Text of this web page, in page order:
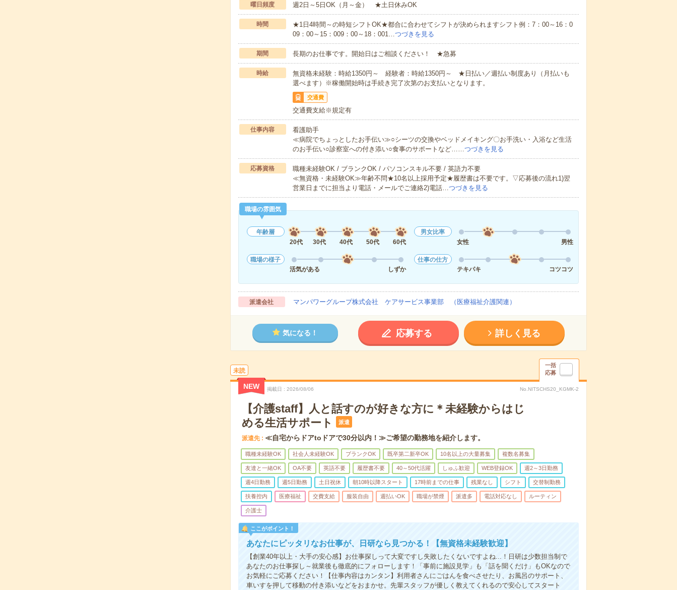
曜日頻度 週2日～5日OK（月～金） ★土日休みOK
時間
★1日4時間～の時短シフトOK★都合に合わせてシフトが決められますシフト例：7：00～16：0
09：00～15：009：00～18：001…つづきを見る
期間 長期のお仕事です。開始日はご相談ください！ ★急募
時給
無資格未経験：時給1350円～ 経験者：時給1350円～ ★日払い／週払い制度あり（月払いも
選べます）※稼働開始時は手続き完了次第のお支払いとなります。
交通費
交通費支給※規定有
仕事内容
看護助手
≪病院でちょっとしたお手伝い≫○シーツの交換やベッドメイキング〇お手洗い・入浴など生活
のお手伝い○診察室への付き添い○食事のサポートなど……つづきを見る
応募資格
職種未経験OK / ブランクOK / パソコンスキル不要 / 英語力不要
≪無資格・未経験OK≫年齢不問★10名以上採用予定★履歴書は不要です。▽応募後の流れ1)翌
営業日までに担当より電話・メールでご連絡2)電話…つづきを見る
職場の雰囲気
年齢層
20代
30代 40代 50代 60代
男女比率
女性
男性
職場の様子
活気がある
しずか
仕事の仕方
テキパキ
コツコツ
派遣会社 マンパワーグループ株式会社 ケアサービス事業部 （医療福祉介護関連）
気になる！ 応募する 詳しく見る
未読
一括
応募
NEW 掲載日 2026/08/06 No.NITSCHS20_KGMK-2
【介護staff】人と話すのが好きな方に＊未経験からはじ
める生活サポート
派遣
派遣先 ≪自宅からドアtoドアで30分以内！≫ご希望の勤務地を紹介します。
職種未経験OK 社会人未経験OK ブランクOK 既卒第二新卒OK 10名以上の大量募集 複数名募集
友達と一緒OK OA不要 英語不要 履歴書不要 40～50代活躍 しゅふ歓迎 WEB登録OK 週2～3日勤務
週4日勤務 週5日勤務 土日祝休 朝10時以降スタート 17時前までの仕事 残業なし シフト 交替制勤務
扶養控内 医療福祉 交費支給 服装自由 週払いOK 職場が禁煙 派遣多 電話対応なし ルーティン
介護士
ここがポイント！
あなたにピッタリなお仕事が、日研なら見つかる！【無資格未経験歓迎】
【創業40年以上・大手の安心感】お仕事探しって大変ですし失敗したくないですよね...！日研は少数担当制で
あなたのお仕事探し～就業後も徹底的にフォローします！「事前に施設見学」も「話を聞くだけ」もOKなので
お気軽にご応募ください！【仕事内容はカンタン】利用者さんにごはんを食べさせたり、お風呂のサポート、
車いすを押して移動の付き添いなどをおまかせ。先輩スタッフが優しく教えてくれるので安心してスタート